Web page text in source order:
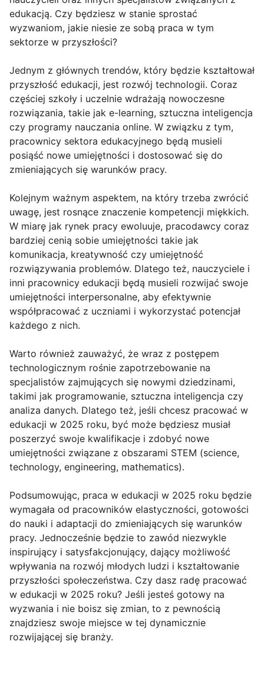
edukacją. Czy będziesz w stanie sprostać
wyzwaniom, jakie niesie ze sobą praca w tym
sektorze w przyszłości?
Jednym z głównych trendów, który będzie kształtował
przyszłość edukacji, jest rozwój technologii. Coraz
częściej szkoły i uczelnie wdrażają nowoczesne
rozwiązania, takie jak e-learning, sztuczna inteligencja
czy programy nauczania online. W związku z tym,
pracownicy sektora edukacyjnego będą musieli
posiąść nowe umiejętności i dostosować się do
zmieniających się warunków pracy.
Kolejnym ważnym aspektem, na który trzeba zwrócić
uwagę, jest rosnące znaczenie kompetencji miękkich.
W miarę jak rynek pracy ewoluuje, pracodawcy coraz
bardziej cenią sobie umiejętności takie jak
komunikacja, kreatywność czy umiejętność
rozwiązywania problemów. Dlatego też, nauczyciele i
inni pracownicy edukacji będą musieli rozwijać swoje
umiejętności interpersonalne, aby efektywnie
współpracować z uczniami i wykorzystać potencjał
każdego z nich.
Warto również zauważyć, że wraz z postępem
technologicznym rośnie zapotrzebowanie na
specjalistów zajmujących się nowymi dziedzinami,
takimi jak programowanie, sztuczna inteligencja czy
analiza danych. Dlatego też, jeśli chcesz pracować w
edukacji w 2025 roku, być może będziesz musiał
poszerzyć swoje kwalifikacje i zdobyć nowe
umiejętności związane z obszarami STEM (science,
technology, engineering, mathematics).
Podsumowując, praca w edukacji w 2025 roku będzie
wymagała od pracowników elastyczności, gotowości
do nauki i adaptacji do zmieniających się warunków
pracy. Jednocześnie będzie to zawód niezwykle
inspirujący i satysfakcjonujący, dający możliwość
wpływania na rozwój młodych ludzi i kształtowanie
przyszłości społeczeństwa. Czy dasz radę pracować
w edukacji w 2025 roku? Jeśli jesteś gotowy na
wyzwania i nie boisz się zmian, to z pewnością
znajdziesz swoje miejsce w tej dynamicznie
rozwijającej się branży.